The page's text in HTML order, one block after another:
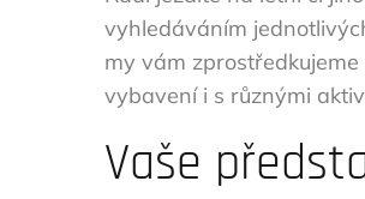
vyhledáváním
my vám
vybavení i s různými
Vaše